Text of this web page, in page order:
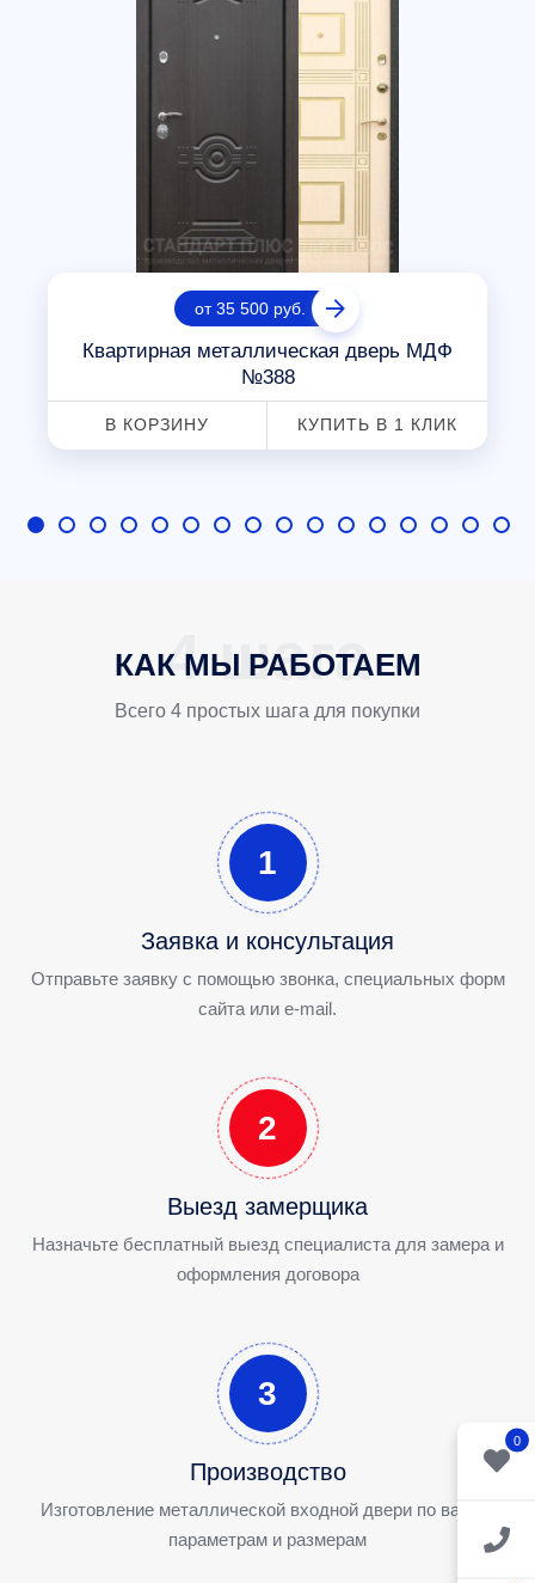
0
от 35 500 руб.
Квартирная металлическая дверь МДФ
№388
В КОРЗИНУ КУПИТЬ В 1 КЛИК
КАК МЫ РАБОТАЕМ
Всего 4 простых шага для покупки
1
Заявка и консультация
Отправьте заявку с помощью звонка, специальных форм
сайта или e-mail.
2
Выезд замерщика
Назначьте бесплатный выезд специалиста для замера и
оформления договора
3
Производство
Изготовление металлической входной двери по вашим
параметрам и размерам